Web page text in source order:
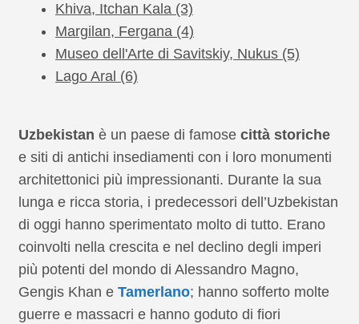
Khiva, Itchan Kala (3)
Margilan, Fergana (4)
Museo dell'Arte di Savitskiy, Nukus (5)
Lago Aral (6)
Uzbekistan è un paese di famose città storiche
e siti di antichi insediamenti con i loro monumenti
architettonici più impressionanti. Durante la sua
lunga e ricca storia, i predecessori dell’Uzbekistan
di oggi hanno sperimentato molto di tutto. Erano
coinvolti nella crescita e nel declino degli imperi
più potenti del mondo di Alessandro Magno,
Gengis Khan e Tamerlano; hanno sofferto molte
guerre e massacri e hanno goduto di fiori